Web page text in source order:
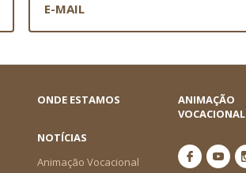
ONDE ESTAMOS
ANIMAÇÃO
VOCACIONAL
NOTÍCIAS
Animação Vocacional